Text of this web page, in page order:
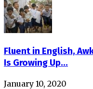
Fluent in English,
Is Growing Up...
January 10, 2020